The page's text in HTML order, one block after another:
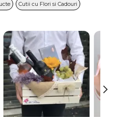
Cutii cu Flori si Cadouri